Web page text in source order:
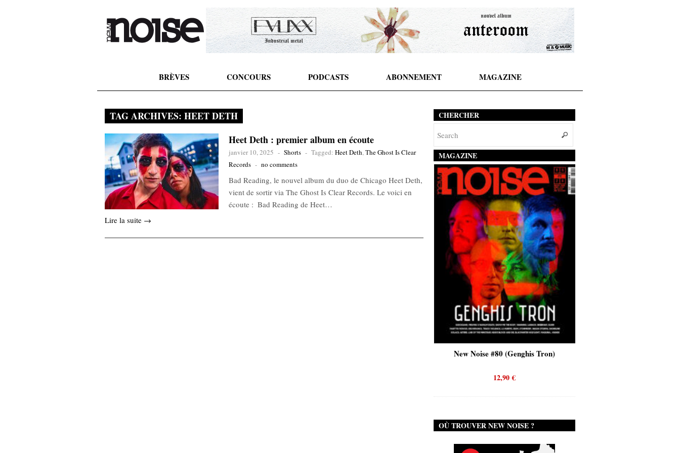
BRÈVES CONCOURS PODCASTS ABONNEMENT MAGAZINE
TAG ARCHIVES: HEET DETH
Heet Deth : premier album en écoute
janvier 10, 2025 - Shorts - Tagged: Heet Deth,The Ghost Is Clear
Records - no comments
Bad Reading, le nouvel album du duo de Chicago Heet Deth,
vient de sortir via The Ghost Is Clear Records. Le voici en
écoute : Bad Reading de Heet…
Lire la suite →
CHERCHER
MAGAZINE
New Noise #80 (Genghis Tron)
12,90€
OÙ TROUVER NEW NOISE ?